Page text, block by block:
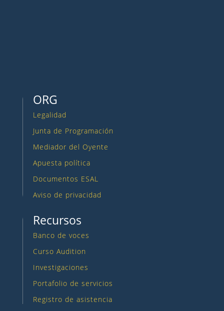
ORG
Legalidad
Junta de Programación
Mediador del Oyente
Apuesta política
Documentos ESAL
Aviso de privacidad
Recursos
Banco de voces
Curso Audition
Investigaciones
Portafolio de servicios
Registro de asistencia